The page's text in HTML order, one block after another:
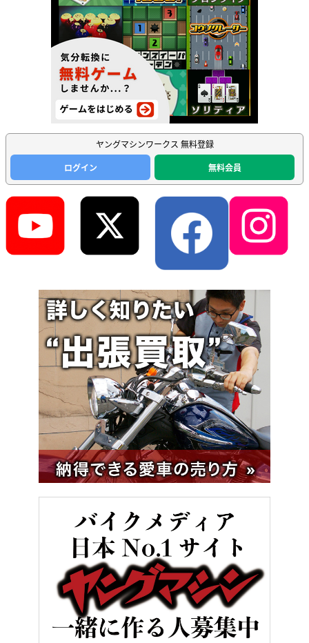
ヤングマシンワークス 無料登録
ログイン
無料会員